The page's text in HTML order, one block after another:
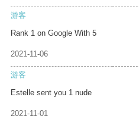
游客
Rank 1 on Google With 5
2021-11-06
游客
Estelle sent you 1 nude
2021-11-01